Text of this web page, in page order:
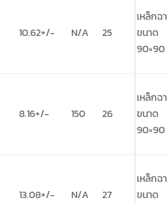
10.62+/- N/A 25
เหล็กฉ
ขนาด
90×90
8.16+/- 150 26
เหล็กฉ
ขนาด
90×90
13.08+/- N/A 27
เหล็กฉ
ขนาด